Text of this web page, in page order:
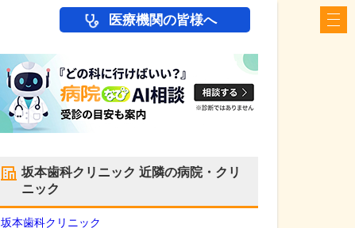
医療機関の皆様へ
坂本歯科クリニック 近隣の病院・クリ
ニック
坂本歯科クリニック